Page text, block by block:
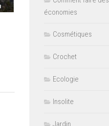
économies
Cosmétiques
Crochet
Ecologie
Insolite
Jardin